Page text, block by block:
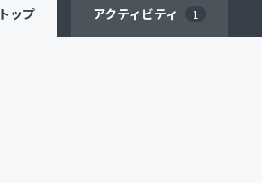
トップ アクティビティ 1